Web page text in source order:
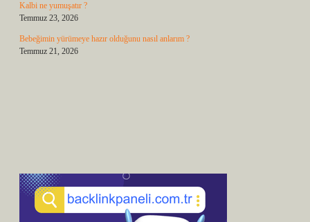
Kalbi ne yumuşatır ?
Temmuz 23, 2026
Bebeğimin yürümeye hazır olduğunu nasıl anlarım ?
Temmuz 21, 2026